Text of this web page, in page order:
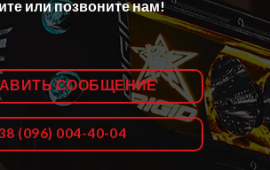
или позвоните нам!
СООБЩЕНИЕ
(096) 004-40-04